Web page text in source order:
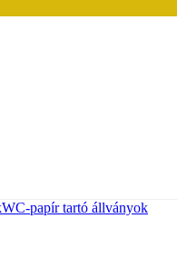
WC-papír tartó állványok